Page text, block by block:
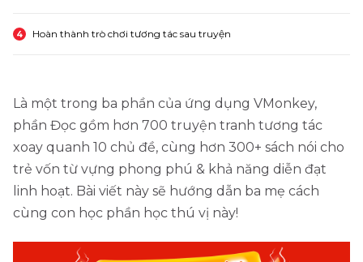
4 Hoàn thành trò chơi tương tác sau truyện
Là một trong ba phần của ứng dụng VMonkey,
phần Đọc gồm hơn 700 truyện tranh tương tác
xoay quanh 10 chủ đề, cùng hơn 300+ sách nói cho
trẻ vốn từ vựng phong phú & khả năng diễn đạt
linh hoạt. Bài viết này sẽ hướng dẫn ba mẹ cách
cùng con học phần học thú vị này!